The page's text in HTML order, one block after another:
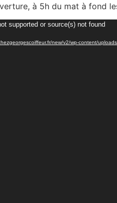
à 5h du mat à fond
supported or source(s) not found
new/v2/wp-content/